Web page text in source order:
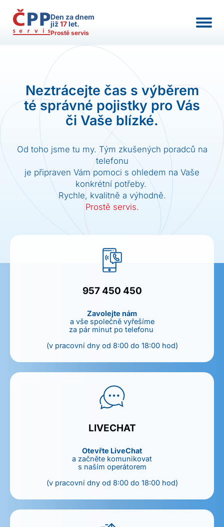
Den za dnem
již17let.
Prostě servis
Neztrácejte čas s výběrem
té správné pojistky pro Vás
či Vaše blízké.
Od toho jsme tu my. Tým zkušených poradců na
telefonu
je připraven Vám pomoci s ohledem na Vaše
konkrétní potřeby.
Rychle, kvalitně a výhodně.
Prostě servis.
957 450 450
Zavolejte nám
a vše společně vyřešíme
za pár minut po telefonu
(v pracovní dny od 8:00 do 18:00 hod)
LIVECHAT
Otevřte LiveChat
a začněte komunikovat
s naším operátorem
(v pracovní dny od 8:00 do 18:00 hod)